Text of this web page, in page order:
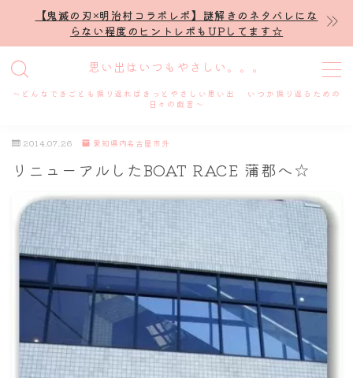
【鬼滅の刃×明治村コラボレポ】謎解きのネタバレにな
らない程度のヒントレポもUPしてます☆
思い出はいつもやさしい。。。
～どんなできごとも振り返ればきっとやさしい思い出 いつか振り返るための
日々の戯言～
MENU
プロフィール
謎解き
ホテル滞在記
舞台・ライブ
ナナちゃん人形
2014.07.26 愛知県内名古屋市外
リニューアルしたBOAT RACE 蒲郡へ☆